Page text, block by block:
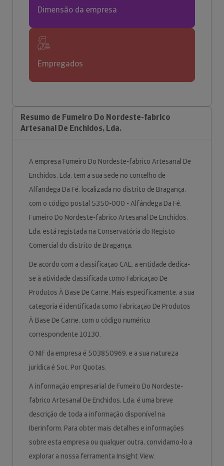
Dimensão da empresa
Empregados
Resumo de Fumeiro Do Nordeste-fabrico
Artesanal De Enchidos, Lda.
A empresa Fumeiro Do Nordeste-fabrico Artesanal De
Enchidos, Lda. tem a sua sede no concelho de
Alfandega Da Fé, localizada no distrito de Bragança,
com o código postal 5350-000 - Alfândega Da Fé.
Fumeiro Do Nordeste-fabrico Artesanal De Enchidos,
Lda. está registada na Conservatória do Registo
Comercial do distrito de Bragança.
De acordo com a classificação CAE, a entidade dedica-
se à atividade classificada como Fabricação De
Produtos À Base De Carne. Mais especificamente, a sua
categoria é identificada como Fabricação De Produtos
À Base De Carne, com o código numérico
correspondente 10130.
O NIF da empresa é 503850969, e a sua natureza
jurídica é Soc. Por Quotas.
A informação empresarial de Fumeiro Do Nordeste-
fabrico Artesanal De Enchidos, Lda. é uma breve
descrição de toda a informação disponível na
Iberinform. Para obter mais detalhes e informações
sobre esta empresa ou qualquer outra, convidamo-lo a
explorar a nossa ferramenta Insight View.